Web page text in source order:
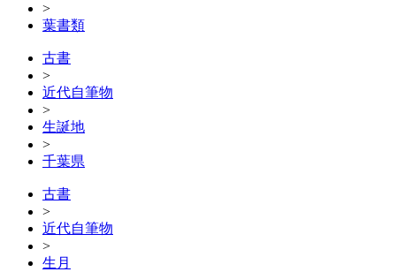
>
葉書類
古書
>
近代自筆物
>
生誕地
>
千葉県
古書
>
近代自筆物
>
生月